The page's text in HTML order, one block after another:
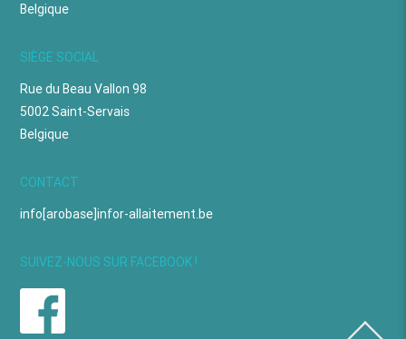
Belgique
SIÈGE SOCIAL
Rue du Beau Vallon 98
5002 Saint-Servais
Belgique
CONTACT
info[arobase]infor-allaitement.be
SUIVEZ-NOUS SUR FACEBOOK !